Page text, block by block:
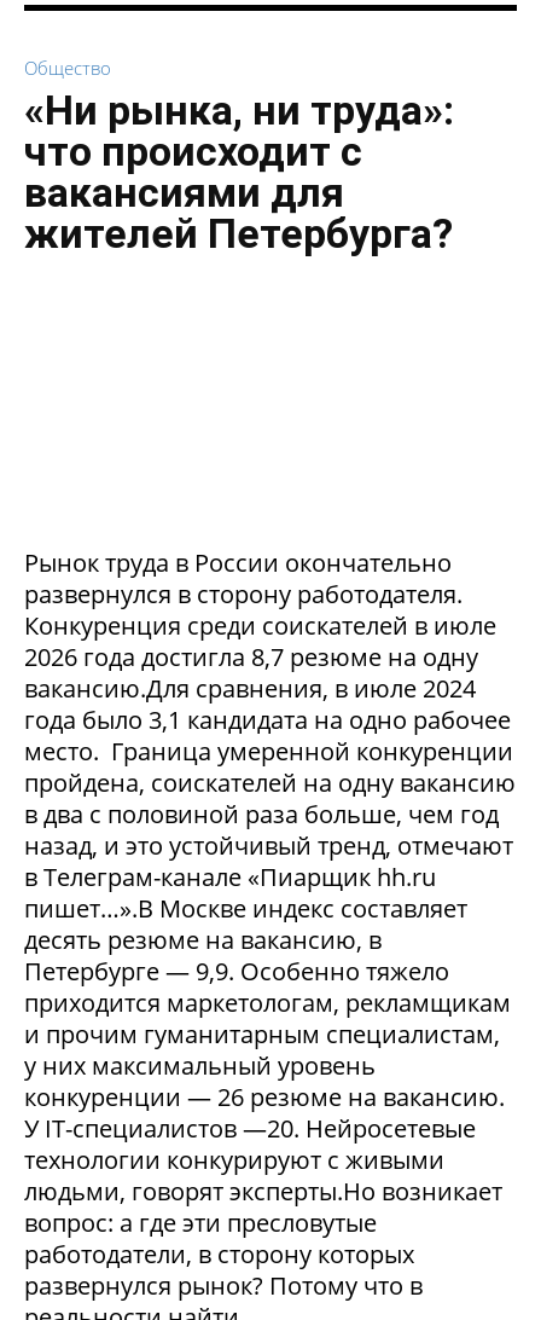
Общество
«Ни рынка, ни труда»:
что происходит с
вакансиями для
жителей Петербурга?
Рынок труда в России окончательно
развернулся в сторону работодателя.
Конкуренция среди соискателей в июле
2026 года достигла 8,7 резюме на одну
вакансию.Для сравнения, в июле 2024
года было 3,1 кандидата на одно рабочее
место. Граница умеренной конкуренции
пройдена, соискателей на одну вакансию
в два с половиной раза больше, чем год
назад, и это устойчивый тренд, отмечают
в Телеграм-канале «Пиарщик hh.ru
пишет…».В Москве индекс составляет
десять резюме на вакансию, в
Петербурге — 9,9. Особенно тяжело
приходится маркетологам, рекламщикам
и прочим гуманитарным специалистам,
у них максимальный уровень
конкуренции — 26 резюме на вакансию.
У IT-специалистов —20. Нейросетевые
технологии конкурируют с живыми
людьми, говорят эксперты.Но возникает
вопрос: а где эти пресловутые
работодатели, в сторону которых
развернулся рынок? Потому что в